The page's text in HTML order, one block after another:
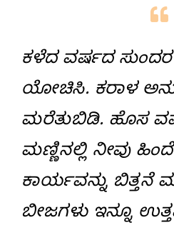
ಕಳೆದ ವರ್ಷದ
ಯೋಚಿಸಿ. ಕರಾಳ
ಮರೆತುಬಿಡಿ. ಹೊಸ
ಮಣ್ಣಿನಲ್ಲಿ ನೀವು
ಕಾರ್ಯವನ್ನು ಬಿತ್ತನೆ
ಬೀಜಗಳು ಇನ್ನೂ